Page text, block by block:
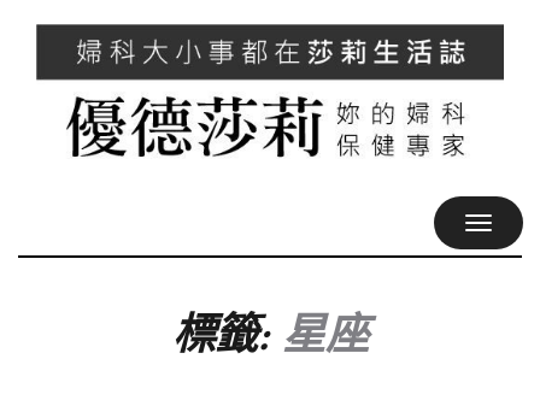
標籤:星座